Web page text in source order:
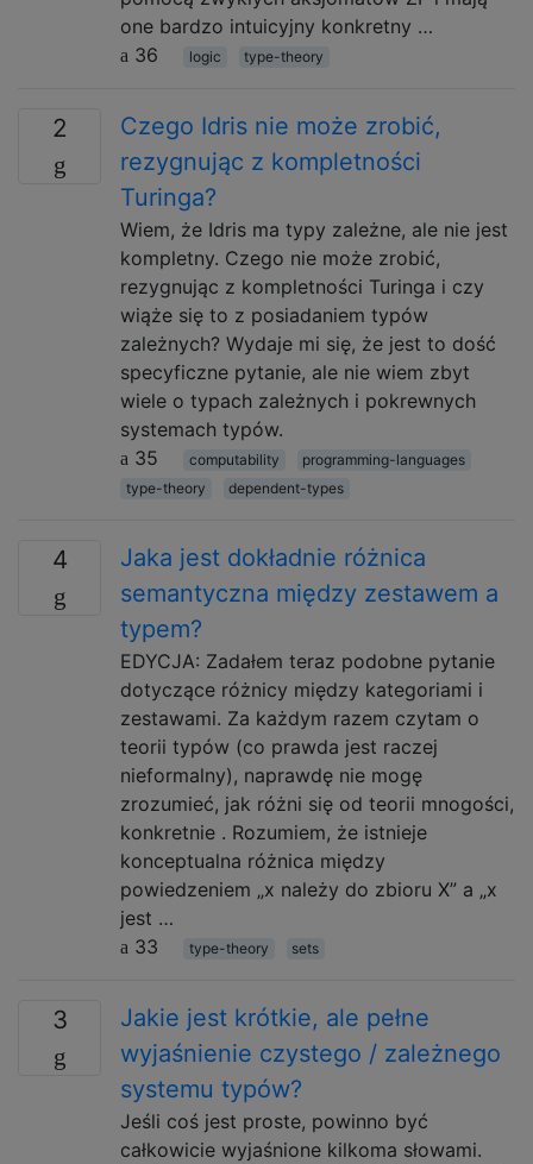
one bardzo intuicyjny konkretny …
36
logic type-theory
2
Czego Idris nie może zrobić,
rezygnując z kompletności
Turinga?
Wiem, że Idris ma typy zależne, ale nie jest
kompletny. Czego nie może zrobić,
rezygnując z kompletności Turinga i czy
wiąże się to z posiadaniem typów
zależnych? Wydaje mi się, że jest to dość
specyficzne pytanie, ale nie wiem zbyt
wiele o typach zależnych i pokrewnych
systemach typów.
35
computability
programming-languages
type-theory
dependent-types
4
Jaka jest dokładnie różnica
semantyczna między zestawem a
typem?
EDYCJA: Zadałem teraz podobne pytanie
dotyczące różnicy między kategoriami i
zestawami. Za każdym razem czytam o
teorii typów (co prawda jest raczej
nieformalny), naprawdę nie mogę
zrozumieć, jak różni się od teorii mnogości,
konkretnie . Rozumiem, że istnieje
konceptualna różnica między
powiedzeniem „x należy do zbioru X” a „x
jest …
33
type-theory sets
3
Jakie jest krótkie, ale pełne
wyjaśnienie czystego / zależnego
systemu typów?
Jeśli coś jest proste, powinno być
całkowicie wyjaśnione kilkoma słowami.